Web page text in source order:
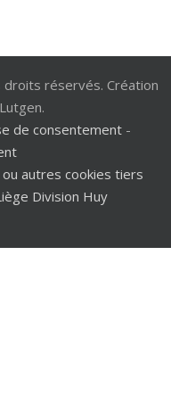
droits réservés. Création
de consentement -
autres cookies tiers
Division Huy